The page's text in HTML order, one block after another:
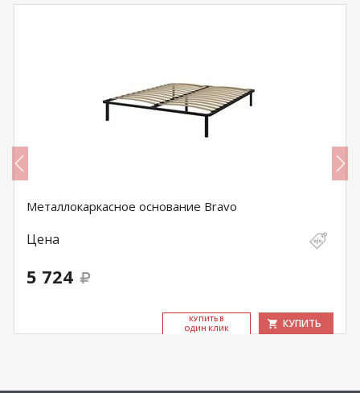
Металлокаркасное основание Bravo
Цена
5 724
КУ­ПИТЬ В
ОДИН КЛИК
КУПИТЬ